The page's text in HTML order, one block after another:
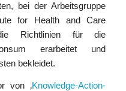
bei der Arbeitsgruppe
for Health and Care
Richtlinien für die
erarbeitet und
bekleidet.
von ‚Knowledge-Action-